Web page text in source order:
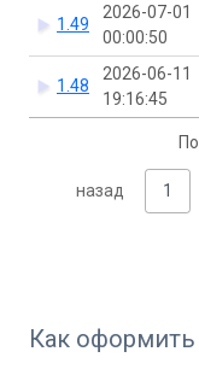
1.49
2026-07-01
00:00:50
1.48
2026-06-11
19:16:45
назад 1
Как